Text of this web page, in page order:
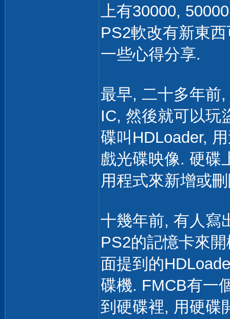
上有30000,
PS2軟改有新東
一些心得分享.
最早, 二十多年前
IC, 然後就可以玩
碟叫HDLoader,
戲光碟映像. 硬碟
用程式來新增或
十幾年前, 有人寫
PS2的記憶卡來
面提到的
碟機. FMCB有一
到硬碟裡, 用硬碟